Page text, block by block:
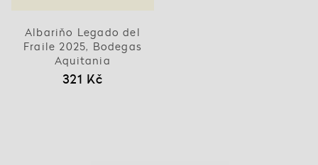
Albariňo Legado del
Fraile 2025, Bodegas
Aquitania
321 Kč